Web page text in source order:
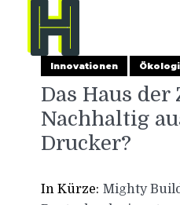
Innovationen
Das Haus
Nachhaltig
Drucker?
In Kürze: Mighty